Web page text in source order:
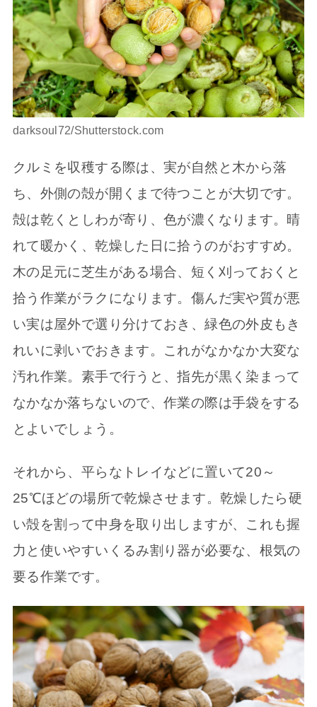
darksoul72/Shutterstock.com
クルミを収穫する際は、実が自然と木から落
ち、外側の殻が開くまで待つことが大切です。
殻は乾くとしわが寄り、色が濃くなります。晴
れて暖かく、乾燥した日に拾うのがおすすめ。
木の足元に芝生がある場合、短く刈っておくと
拾う作業がラクになります。傷んだ実や質が悪
い実は屋外で選り分けておき、緑色の外皮もき
れいに剥いでおきます。これがなかなか大変な
汚れ作業。素手で行うと、指先が黒く染まって
なかなか落ちないので、作業の際は手袋をする
とよいでしょう。
それから、平らなトレイなどに置いて20～
25℃ほどの場所で乾燥させます。乾燥したら硬
い殻を割って中身を取り出しますが、これも握
力と使いやすいくるみ割り器が必要な、根気の
要る作業です。